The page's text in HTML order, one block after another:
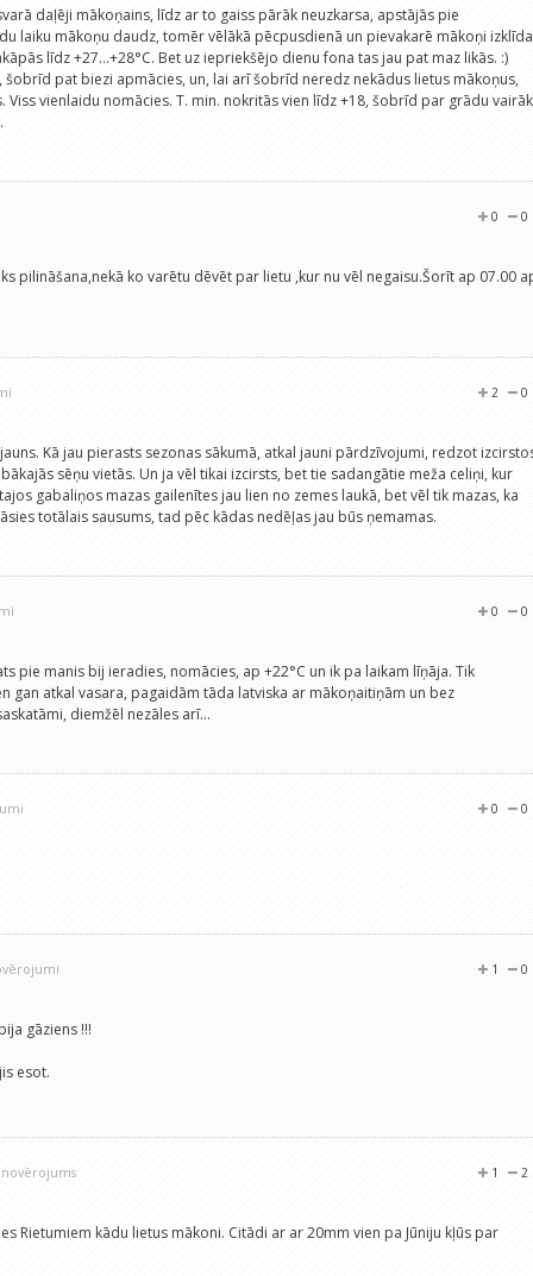
daļēji mākoņains, līdz ar to gaiss pārāk neuzkarsa, apstājās pie
laiku mākoņu daudz, tomēr vēlākā pēcpusdienā un pievakarē mākoņi izklīda
līdz +27...+28°C. Bet uz iepriekšējo dienu fona tas jau pat maz likās. :)
pat biezi apmācies, un, lai arī šobrīd neredz nekādus lietus mākoņus,
Viss vienlaidu nomācies. T. min. nokritās vien līdz +18, šobrīd par grādu
0
0
pilināšana,nekā ko varētu dēvēt par lietu ,kur nu vēl negaisu.Šorīt ap 07.00
0
2
Kā jau pierasts sezonas sākumā, atkal jauni pārdzīvojumi, redzot
sēņu vietās. Un ja vēl tikai izcirsts, bet tie sadangātie meža celiņi, kur
gabaliņos mazas gailenītes jau lien no zemes laukā, bet vēl tik mazas, ka
totālais sausums, tad pēc kādas nedēļas jau būs ņemamas.
0
0
pie manis bij ieradies, nomācies, ap +22°C un ik pa laikam līņāja. Tik
gan atkal vasara, pagaidām tāda latviska ar mākoņaitiņām un bez
diemžēl nezāles arī...
0
0
0
1
gāziens !!!
esot.
novērojums 2
1
Rietumiem kādu lietus mākoni. Citādi ar ar 20mm vien pa Jūniju kļūs par